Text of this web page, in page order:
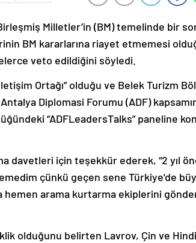
Milletler’in (BM) temelinde bir
BM kararlarına riayet etmemesi
veto edildiğini söyledi.
Ortağı” olduğu ve Belek Turizm
Diplomasi Forumu (ADF)
“ADFLeadersTalks” paneline
davetleri için teşekkür ederek, “2 yıl
çünkü geçen sene Türkiye’de
hemen arama kurtarma ekiplerini
olduğunu belirten Lavrov, Çin ve